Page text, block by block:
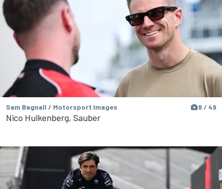
Sam Bagnall / Motorsport Images 8 / 49
Nico Hulkenberg, Sauber